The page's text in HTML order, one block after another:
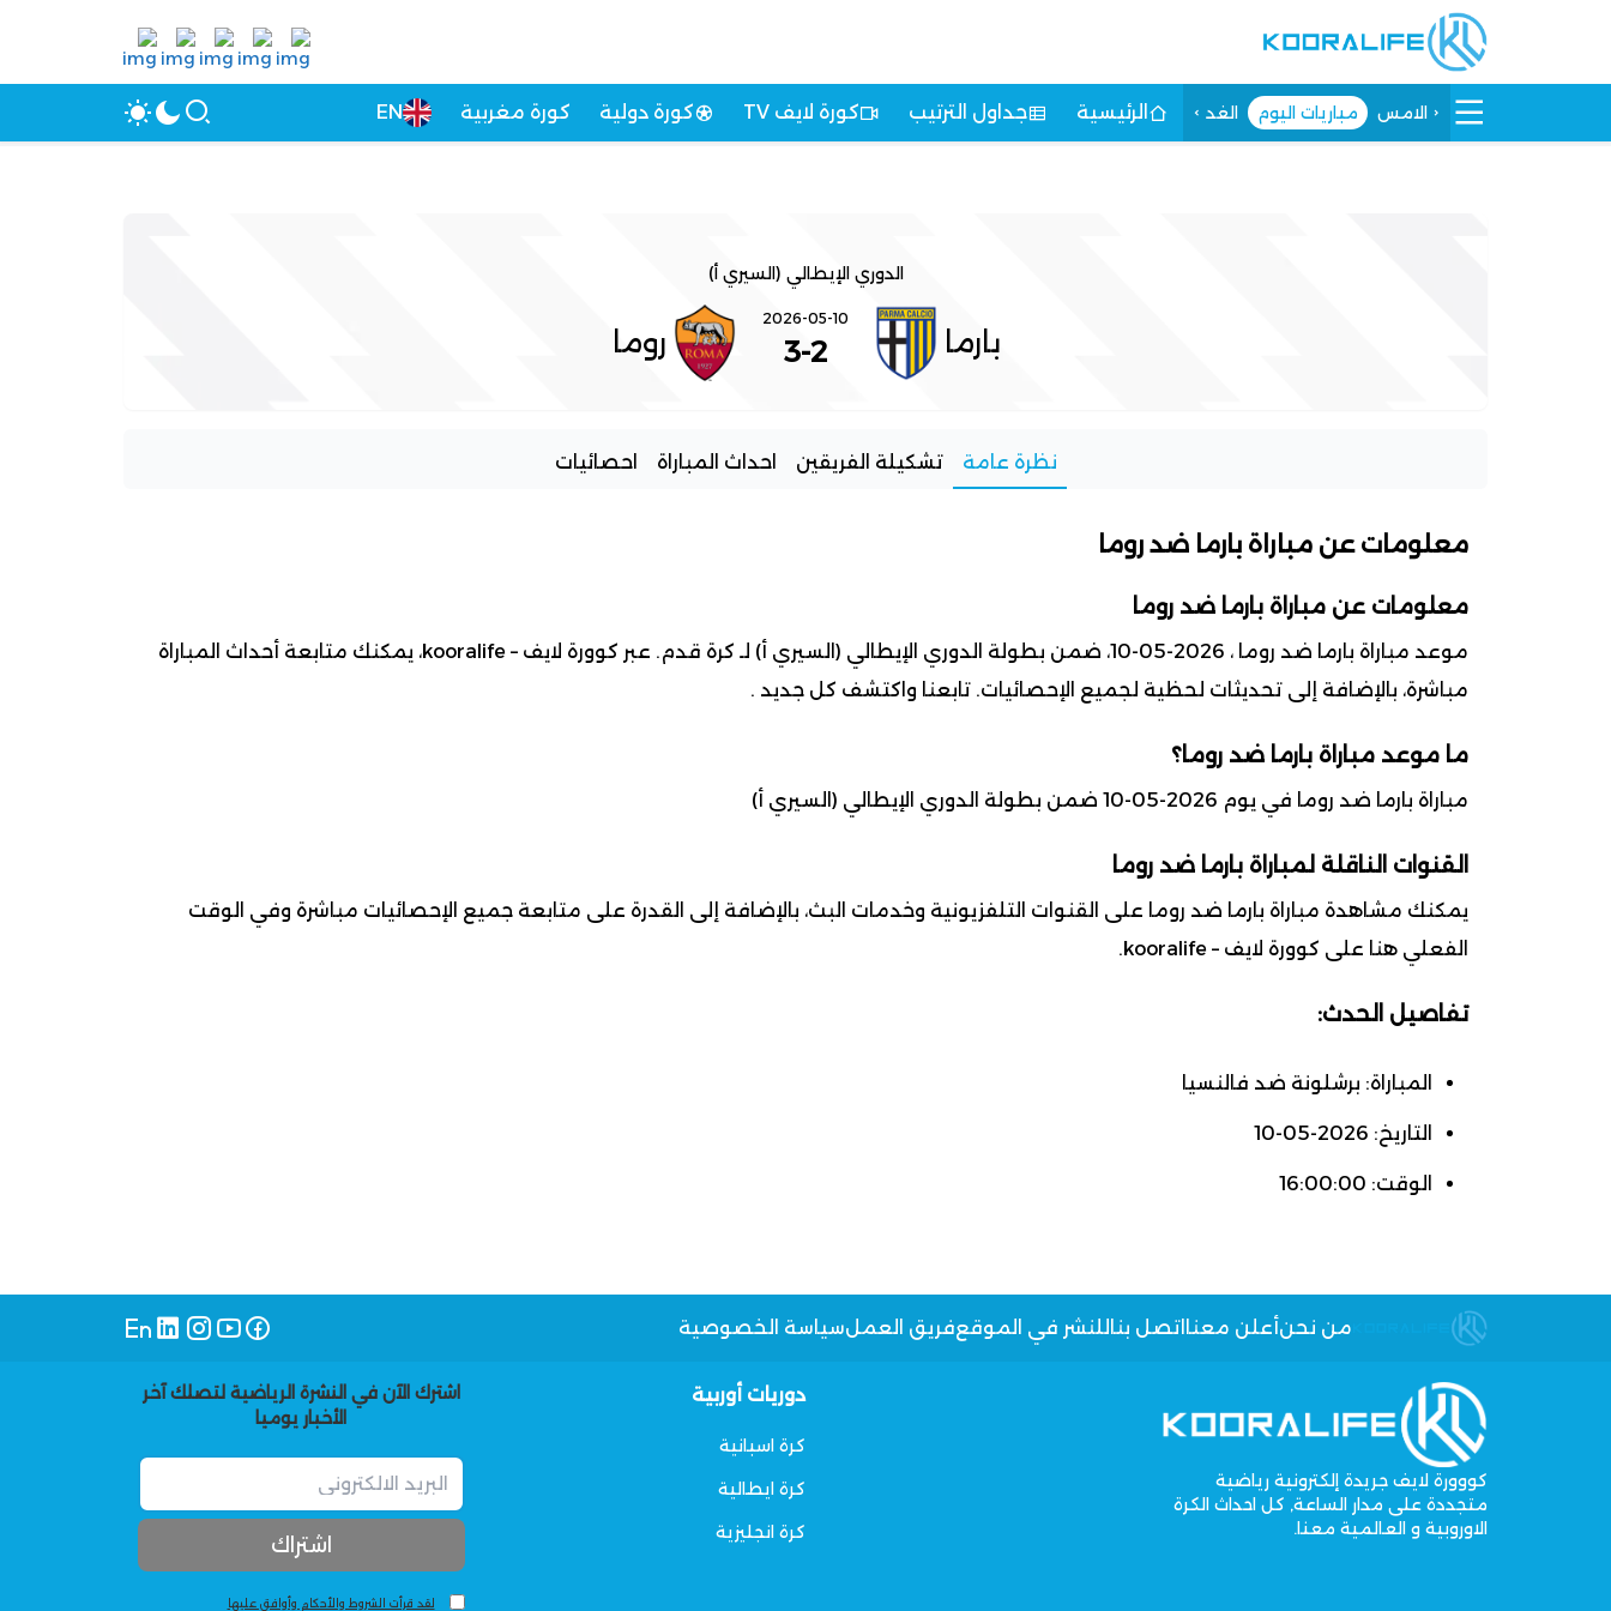
الامس مباريات اليوم الغد الرئيسية جداول الترتيب كورة لايف TV كورة دولية كورة مغربية EN
الدوري الإيطالي (السيري أ)
بارما
2026-05-10
2
-
3 روما
نظرة عامة تشكيلة الفريقين احداث المباراة احصائيات
معلومات عن مباراة بارما ضد روما
معلومات عن مباراة بارما ضد روما
موعد مباراة بارما ضد روما ، 2026-05-10، ضمن بطولة الدوري الإيطالي (السيري أ) لـ كرة قدم. عبر كوورة لايف – kooralife، يمكنك متابعة أحداث المباراة
مباشرة، بالإضافة إلى تحديثات لحظية لجميع الإحصائيات. تابعنا واكتشف كل جديد .
ما موعد مباراة بارما ضد روما؟
مباراة بارما ضد روما في يوم 2026-05-10 ضمن بطولة الدوري الإيطالي (السيري أ)
القنوات الناقلة لمباراة بارما ضد روما
يمكنك مشاهدة مباراة بارما ضد روما على القنوات التلفزيونية وخدمات البث، بالإضافة إلى القدرة على متابعة جميع الإحصائيات مباشرة وفي الوقت
الفعلي هنا على كوورة لايف – kooralife.
تفاصيل الحدث:
المباراة: برشلونة ضد فالنسيا
التاريخ: 2026-05-10
الوقت: 16:00:00
من نحنأعلن معنا اتصل بنا للنشر في الموقعفريق العملسياسة الخصوصية
كووورة لايف جريدة إلكترونية رياضية
متجددة على مدار الساعة, كل احداث الكرة
الاوروبية و العالمية معنا.
دوريات أوربية
كرة اسبانية
كرة ايطالية
كرة انجليزية
اشترك الآن في النشرة الرياضية لتصلك آخر
الأخبار يوميا
لقد قرأت الشروط والأحكام وأوافق عليها